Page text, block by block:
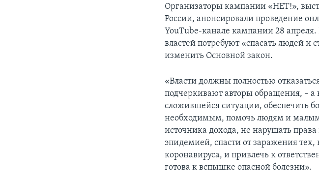
Организаторы кампании «НЕТ!»,
России, анонсировали проведение
YouTube-канале кампании 28
властей потребуют «спасать людей и
изменить Основной закон.
«Власти должны полностью
подчеркивают авторы обращения, – а
сложившейся ситуации, обеспечить
необходимым, помочь людям и
источника дохода, не нарушать
эпидемией, спасти от заражения
коронавируса, и привлечь к
готова к вспышке опасной болезни».